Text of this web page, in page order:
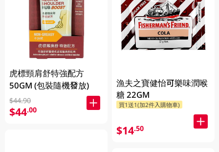
虎標頸肩舒特強配方
50GM (包裝隨機發放)
$44.90
$44.00
漁夫之寶健怡可樂味潤喉
糖 22GM
買1送1(加2件入購物車)
$14.50